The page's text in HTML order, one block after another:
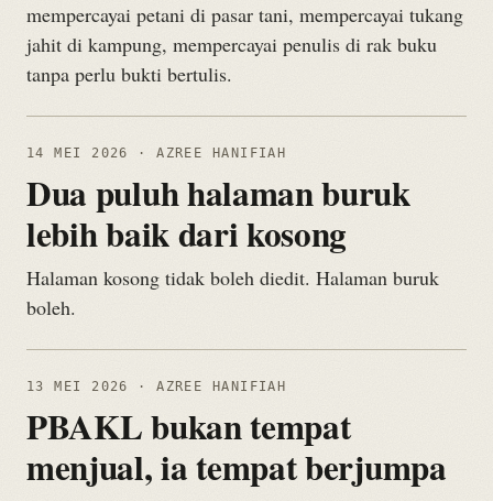
mempercayai petani di pasar tani, mempercayai tukang
jahit di kampung, mempercayai penulis di rak buku
tanpa perlu bukti bertulis.
14 MEI 2026 · AZREE HANIFIAH
Dua puluh halaman buruk
lebih baik dari kosong
Halaman kosong tidak boleh diedit. Halaman buruk
boleh.
13 MEI 2026 · AZREE HANIFIAH
PBAKL bukan tempat
menjual, ia tempat berjumpa